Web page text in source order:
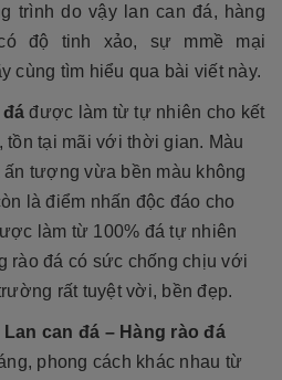
trình do vậy lan can đá, hàng
độ tinh xảo, sự mmề mại
cùng tìm hiểu qua bài viết này.
đáđược làm từ tự nhiên cho kết
tồn tại mãi với thời gian. Màu
tượng vừa bền màu không
là điểm nhấn độc đáo cho
làm từ 100% đá tự nhiên
rào đá có sức chống chịu với
rất tuyệt vời, bền đẹp.
Lan can đá – Hàng rào đá
phong cách khác nhau từ